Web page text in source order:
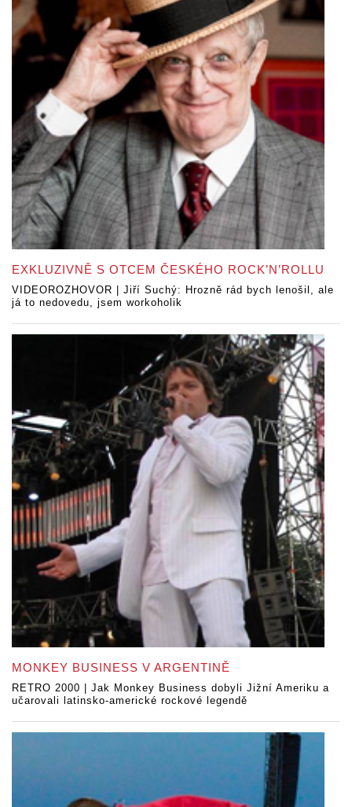
EXKLUZIVNĚ S OTCEM ČESKÉHO ROCK’N’ROLLU
VIDEOROZHOVOR | Jiří Suchý: Hrozně rád bych lenošil, ale
já to nedovedu, jsem workoholik
MONKEY BUSINESS V ARGENTINĚ
RETRO 2000 | Jak Monkey Business dobyli Jižní Ameriku a
učarovali latinsko-americké rockové legendě